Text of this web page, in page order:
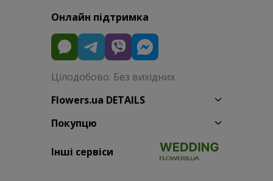
Онлайн підтримка
Цілодобово. Без вихідних
Flowers.ua DETAILS
Покупцю
Інші сервіси